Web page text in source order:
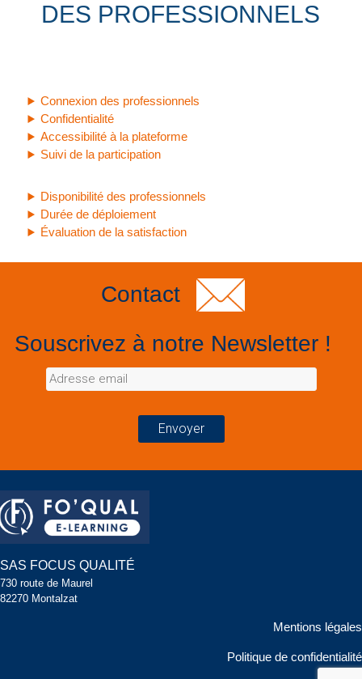
DES PROFESSIONNELS
Connexion des professionnels
Confidentialité
Accessibilité à la plateforme
Suivi de la participation
Disponibilité des professionnels
Durée de déploiement
Évaluation de la satisfaction
SAS FOCUS QUALITÉ
730 route de Maurel
82270 Montalzat
Mentions légales
Politique de confidentialité
Contact
Souscrivez à notre Newsletter !